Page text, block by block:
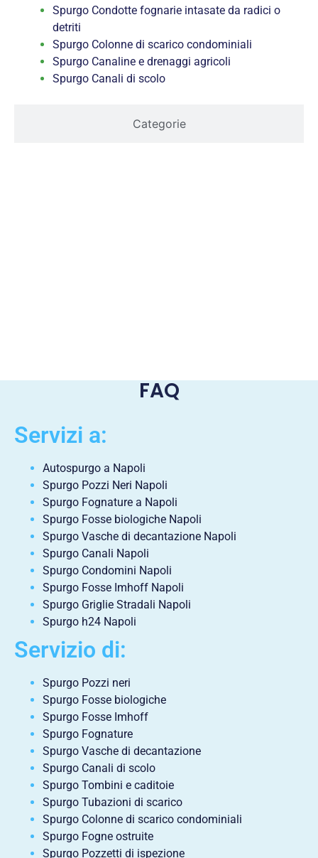
Categorie
Spurgo Condotte fognarie intasate da radici o
detriti
Spurgo Colonne di scarico condominiali
Spurgo Canaline e drenaggi agricoli
Spurgo Canali di scolo
FAQ
Servizi a:
Autospurgo a Napoli
Spurgo Pozzi Neri Napoli
Spurgo Fognature a Napoli
Spurgo Fosse biologiche Napoli
Spurgo Vasche di decantazione Napoli
Spurgo Canali Napoli
Spurgo Condomini Napoli
Spurgo Fosse Imhoff Napoli
Spurgo Griglie Stradali Napoli
Spurgo h24 Napoli
Servizio di:
Spurgo Pozzi neri
Spurgo Fosse biologiche
Spurgo Fosse Imhoff
Spurgo Fognature
Spurgo Vasche di decantazione
Spurgo Canali di scolo
Spurgo Tombini e caditoie
Spurgo Tubazioni di scarico
Spurgo Colonne di scarico condominiali
Spurgo Fogne ostruite
Spurgo Pozzetti di ispezione